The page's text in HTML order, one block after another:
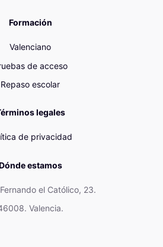
Formación
Valenciano
de acceso
Repaso escolar
legales
de privacidad
estamos
el Católico, 23.
Valencia.